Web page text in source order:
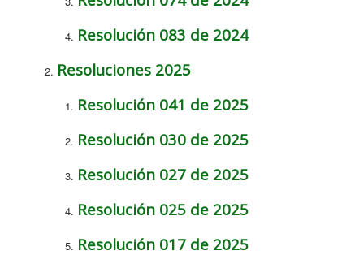
Resolución 083 de 2024
Resoluciones 2025
Resolución 041 de 2025
Resolución 030 de 2025
Resolución 027 de 2025
Resolución 025 de 2025
Resolución 017 de 2025